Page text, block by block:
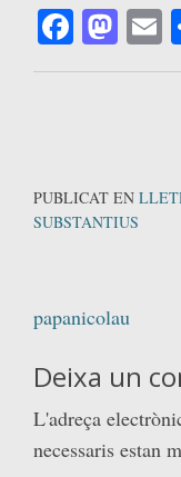
PUBLICAT EN
SUBSTANTIUS
Navegació
papanicolau
Deixa un
L'adreça
necessaris estan